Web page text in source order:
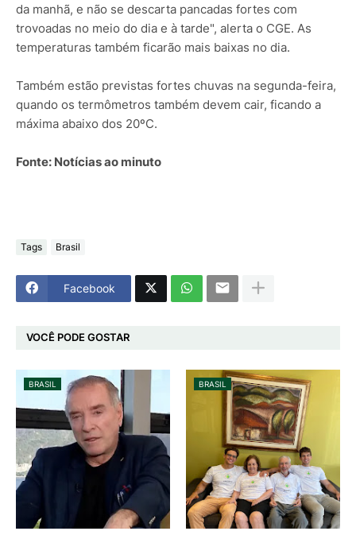
da manhã, e não se descarta pancadas fortes com
trovoadas no meio do dia e à tarde", alerta o CGE. As
temperaturas também ficarão mais baixas no dia.
Também estão previstas fortes chuvas na segunda-feira,
quando os termômetros também devem cair, ficando a
máxima abaixo dos 20ºC.
Fonte: Notícias ao minuto
Tags Brasil
Facebook
VOCÊ PODE GOSTAR
BRASIL BRASIL